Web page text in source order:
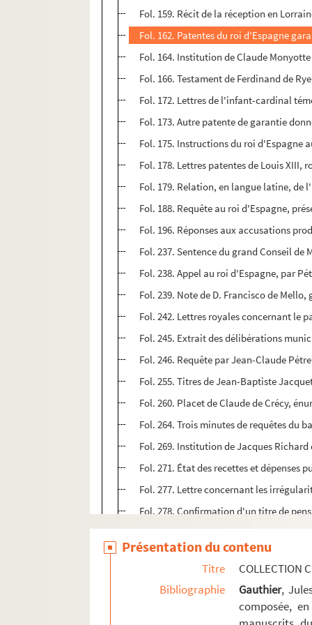
Fol. 159. Récit de la réception en
Fol. 162. Patentes du roi d'Espagne
Fol. 164. Institution de Claude
Fol. 166. Testament de Ferdinand de
Fol. 172. Lettres de l'infant-cardinal
Fol. 173. Autre patente de garantie
Fol. 175. Instructions du roi d'Espagne
Fol. 178. Lettres patentes de Louis XIII,
Fol. 179. Relation, en langue latine, de
Fol. 188. Requête au roi d'Espagne,
Fol. 196. Réponses aux accusations
Fol. 237. Sentence du grand Conseil
Fol. 238. Appel au roi d'Espagne, par
Fol. 239. Note de D. Francisco de
Fol. 242. Lettres royales concernant le
Fol. 245. Extrait des délibérations
Fol. 246. Requête par Jean-Claude
Fol. 255. Titres de Jean-Baptiste
Fol. 260. Placet de Claude de Crécy,
Fol. 264. Trois minutes de requêtes du
Fol. 269. Institution de Jacques
Fol. 271. État des recettes et dépenses
Fol. 277. Lettre concernant les
Fol. 278. Confirmation d'un titre de
Fol. 283. Placet de l'Université de Dole
Fol. 287. Placet de Claude de
Fol. 289. Placet du même pour
Fol. 292. Mémoire des services de la
Fol. 294. Relation de l'éboulement
Présentation du contenu
Titre
COLLECTION
Bibliographie
Gauthier,
composée,